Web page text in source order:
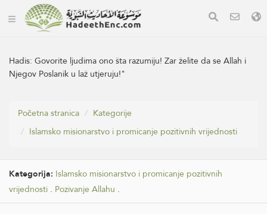
Hadis:Govorite ljudima ono šta razumiju! Zar želite da se Allah i
Njegov Poslanik u laž utjeruju!"
Početna stranica
Kategorije
Islamsko misionarstvo i promicanje pozitivnih vrijednosti
Kategorija: Islamsko misionarstvo i promicanje pozitivnih
vrijednosti . Pozivanje Allahu .